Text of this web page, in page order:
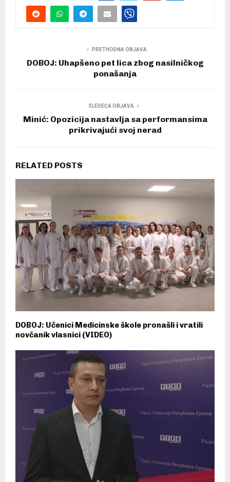
PRETHODNA OBJAVA
DOBOJ: Uhapšeno pet lica zbog nasilničkog
ponašanja
SLEDEĆA OBJAVA
Minić: Opozicija nastavlja sa performansima
prikrivajući svoj nerad
RELATED POSTS
DOBOJ: Učenici Medicinske škole pronašli i vratili
novčanik vlasnici (VIDEO)